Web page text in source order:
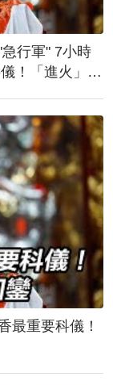
行軍" 7小時
！「進火」儀
最重要科儀！